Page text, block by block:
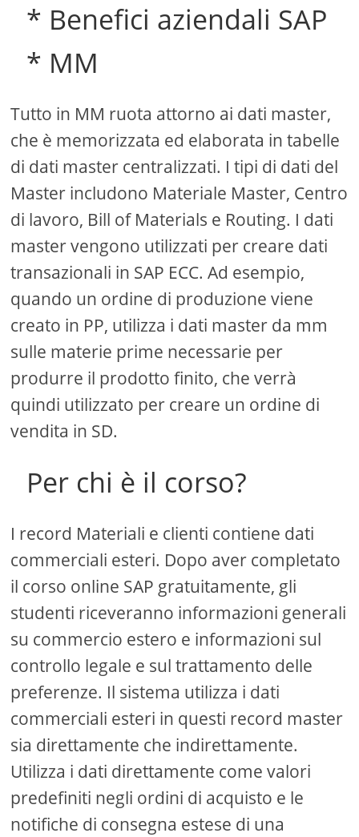
* Benefici aziendali SAP
* MM
Tutto in MM ruota attorno ai dati master,
che è memorizzata ed elaborata in tabelle
di dati master centralizzati. I tipi di dati del
Master includono Materiale Master, Centro
di lavoro, Bill of Materials e Routing. I dati
master vengono utilizzati per creare dati
transazionali in SAP ECC. Ad esempio,
quando un ordine di produzione viene
creato in PP, utilizza i dati master da mm
sulle materie prime necessarie per
produrre il prodotto finito, che verrà
quindi utilizzato per creare un ordine di
vendita in SD.
Per chi è il corso?
I record Materiali e clienti contiene dati
commerciali esteri. Dopo aver completato
il corso online SAP gratuitamente, gli
studenti riceveranno informazioni generali
su commercio estero e informazioni sul
controllo legale e sul trattamento delle
preferenze. Il sistema utilizza i dati
commerciali esteri in questi record master
sia direttamente che indirettamente.
Utilizza i dati direttamente come valori
predefiniti negli ordini di acquisto e le
notifiche di consegna estese di una